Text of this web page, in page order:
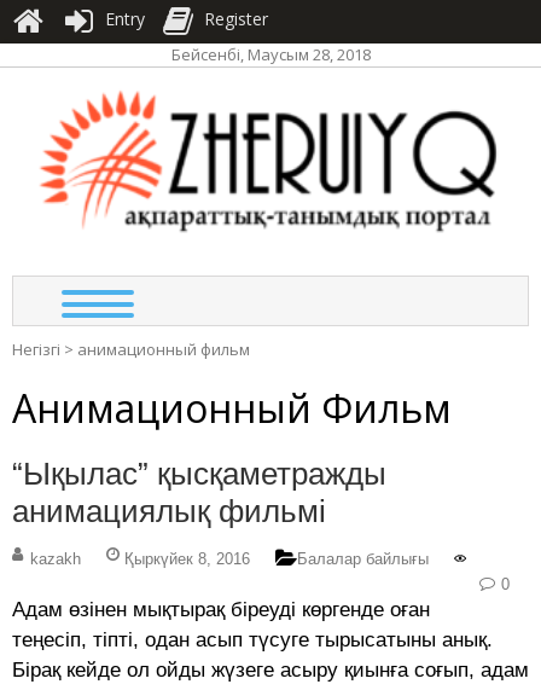
Бейсенбі, Маусым 28, 2018
Негізгі > анимационный фильм
Анимационный Фильм
“Ықылас” қысқаметражды
анимациялық фильмі
kazakh Қыркүйек 8, 2016
Балалар байлығы
0
Адам өзінен мықтырақ біреуді көргенде оған
теңесіп, тіпті, одан асып түсуге тырысатыны анық.
Бірақ кейде ол ойды жүзеге асыру қиынға соғып, адам
Entry Register